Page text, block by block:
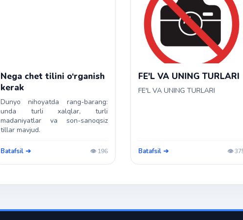
Nega chet tilini o‘rganish
kerak
Dunyo nihoyatda rang-barang:
unda turli xalqlar, turli
madaniyatlar va son-sanoqsiz
tillar mavjud.
Batafsil ➔ 👁️ 196
FE'L VA UNING TURLARI
FE'L VA UNING TURLARI
Batafsil ➔ 👁️